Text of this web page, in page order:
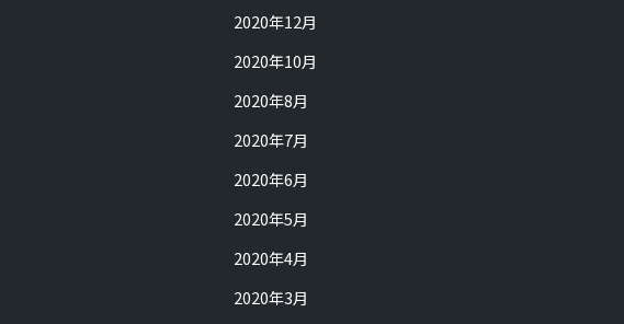
2020年12月
2020年10月
2020年8月
2020年7月
2020年6月
2020年5月
2020年4月
2020年3月